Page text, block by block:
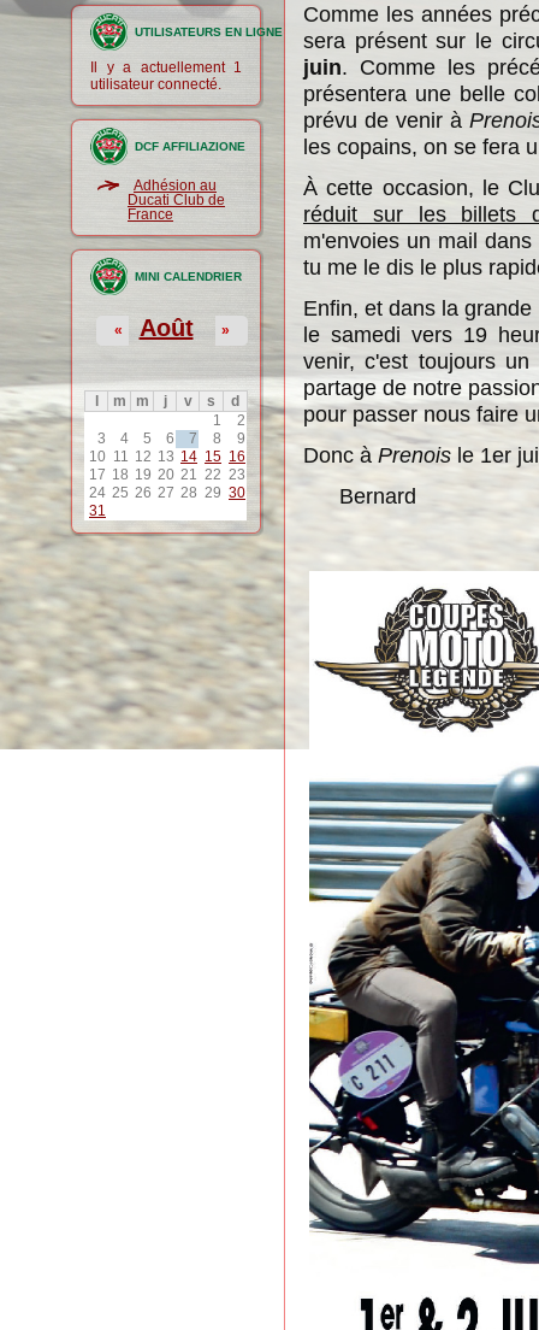
UTILISATEURS EN LIGNE
Il y a actuellement 1
utilisateur connecté.
DCF AFFILIAZIONE
Adhésion au
Ducati Club de
France
MINI CALENDRIER
Août
« »
m m j v s
d
1
2
3
4 5 6 7 8
9
10 11 12 13 14 15 16
17 18 19 20 21 22 23
24 25 26 27 28 29 30
31
Comme les années
sera présent sur le
juin. Comme les
présentera une belle
prévu de venir à
les copains, on se fera
À cette occasion, le
réduit sur les billets
m'envoies un mail
tu me le dis le plus
Enfin, et dans la
le samedi vers 19
venir, c'est toujours
partage de notre
pour passer nous faire
Donc à Prenois le 1er
Bernard